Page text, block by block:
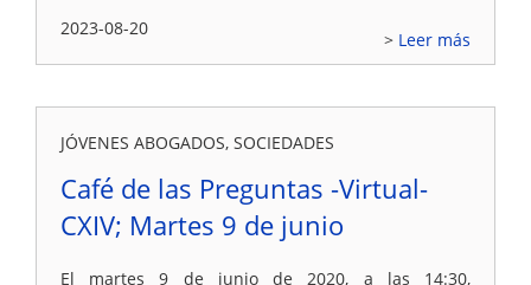
2023-08-20
Leer más
JÓVENES ABOGADOS, SOCIEDADES
Café de las Preguntas -Virtual-
CXIV; Martes 9 de junio
El martes 9 de junio de 2020, a las 14:30,